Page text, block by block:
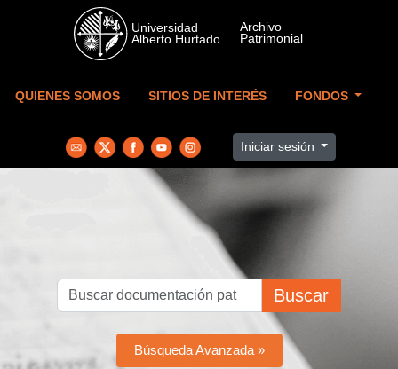
Skip to main content
QUIENES SOMOS SITIOS DE INTERÉS FONDOS
Iniciar sesión
Buscar
Búsqueda Avanzada »